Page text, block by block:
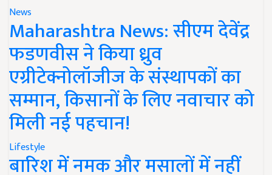
News
Maharashtra News: सीएम देवेंद्र
फडणवीस ने किया ध्रुव
एग्रीटेक्नोलॉजीज के संस्थापकों का
सम्मान, किसानों के लिए नवाचार को
मिली नई पहचान!
Lifestyle
बारिश में नमक और मसालों में नहीं